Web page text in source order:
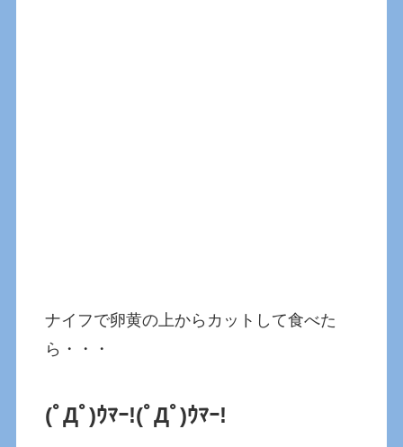
ナイフで卵黄の上からカットして食べた
ら・・・
(ﾟДﾟ)ｳﾏｰ!(ﾟДﾟ)ｳﾏｰ!